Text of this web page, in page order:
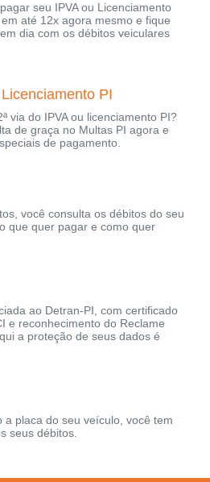
seu IPVA ou Licenciamento
até 12x agora mesmo e fique
dia com os débitos veiculares
PI
via do IPVA ou licenciamento PI?
de graça no Multas PI agora e
de pagamento.
você consulta os débitos do seu
que quer pagar e como quer
ao Detran-PI, com certificado
e reconhecimento do Reclame
a proteção de seus dados é
a placa do seu veículo, você tem
seus débitos.